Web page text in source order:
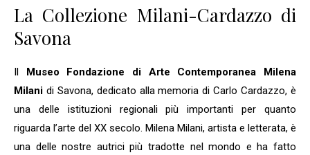
La Collezione Milani-Cardazzo di
Savona
Museo Fondazione di Arte Contemporanea Milena
Milani di Savona, dedicato alla memoria di Carlo Cardazzo, è
una delle istituzioni regionali più importanti per quanto
riguarda l’arte del XX secolo. Milena Milani, artista e letterata, è
una delle nostre autrici più tradotte nel mondo e ha fatto